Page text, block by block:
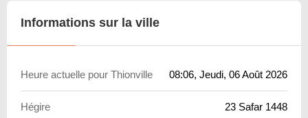
Informations sur la ville
Heure actuelle pour Thionville 08:06, Jeudi, 06 Août 2026
Hégire 23 Safar 1448